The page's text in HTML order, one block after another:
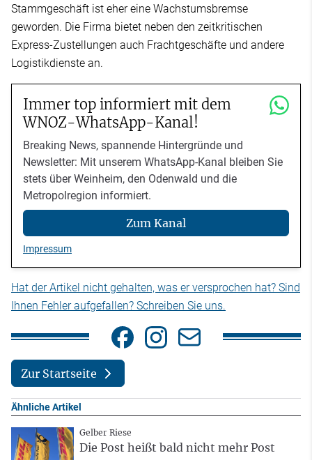
Stammgeschäft ist eher eine Wachstumsbremse
geworden. Die Firma bietet neben den zeitkritischen
Express-Zustellungen auch Frachtgeschäfte und andere
Logistikdienste an.
Immer top informiert mit dem
WNOZ-WhatsApp-Kanal!
Breaking News, spannende Hintergründe und
Newsletter: Mit unserem WhatsApp-Kanal bleiben Sie
stets über Weinheim, den Odenwald und die
Metropolregion informiert.
Zum Kanal
Impressum
Hat der Artikel nicht gehalten, was er versprochen hat? Sind
Ihnen Fehler aufgefallen? Schreiben Sie uns.
Zur Startseite
Ähnliche Artikel
Gelber Riese
Die Post heißt bald nicht mehr Post